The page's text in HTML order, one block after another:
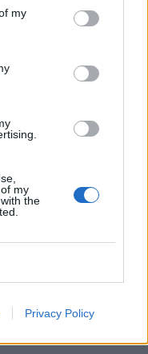
my
my
the
Privacy Policy